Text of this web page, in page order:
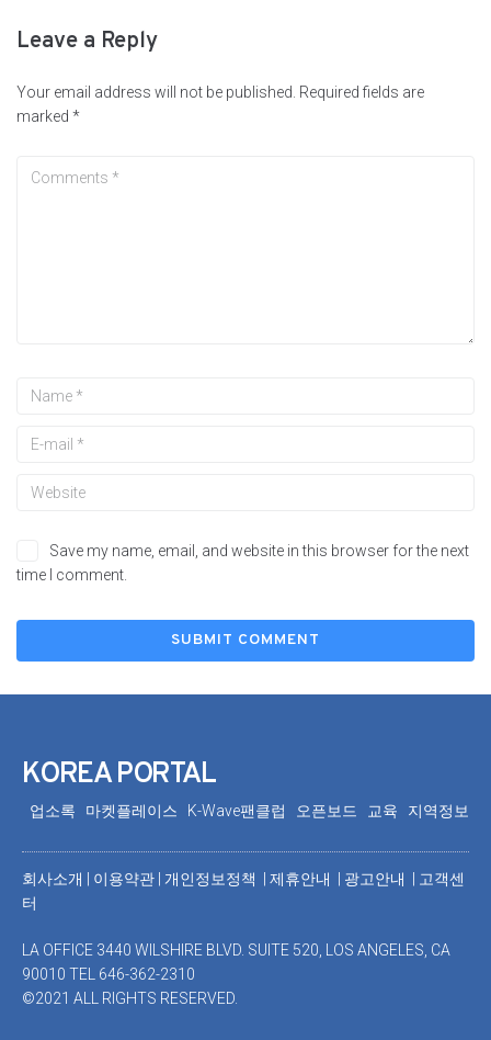
Leave a Reply
Your email address will not be published. Required fields are
marked *
Save my name, email, and website in this browser for the next
time I comment.
KOREA PORTAL
업소록 마켓플레이스 K-Wave팬클럽 오픈보드 교육 지역정보
회사소개 | 이용약관 | 개인정보정책 | 제휴안내 | 광고안내 | 고객센
터
LA OFFICE 3440 WILSHIRE BLVD. SUITE 520, LOS ANGELES, CA
90010 TEL 646-362-2310
©2021 ALL RIGHTS RESERVED.